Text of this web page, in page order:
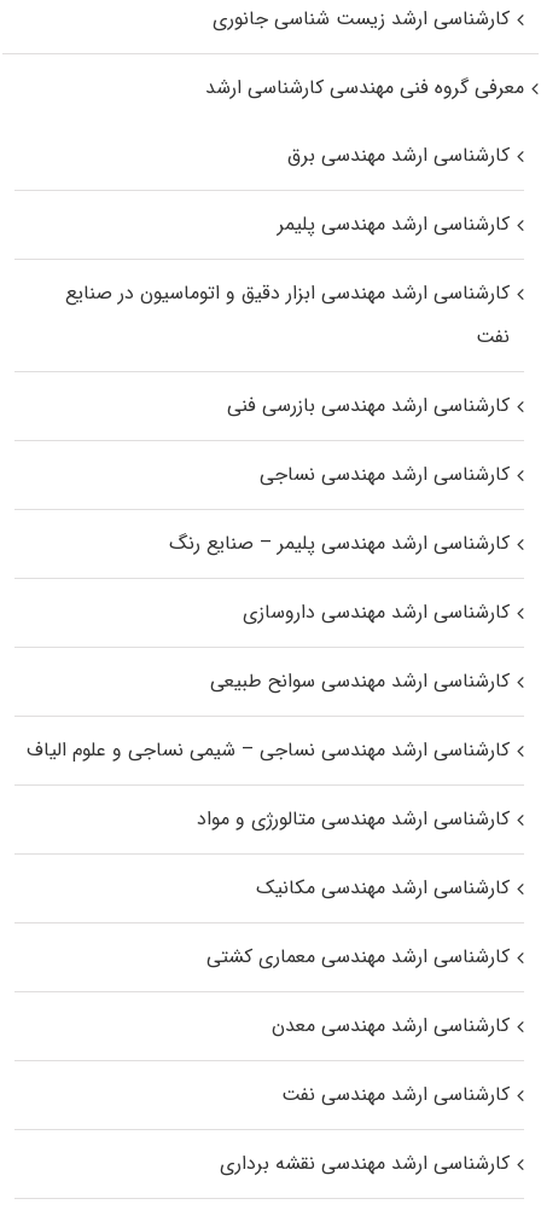
کارشناسی ارشد زیست‌ شناسی جانوری
معرفی گروه فنی مهندسی کارشناسی ارشد
کارشناسی ارشد مهندسی برق
کارشناسی ارشد مهندسی پلیمر
کارشناسی ارشد مهندسی ابزار دقیق و اتوماسیون در صنایع
نفت
کارشناسی ارشد مهندسی بازرسی فنی
کارشناسی ارشد مهندسی نساجی
کارشناسی ارشد مهندسی پلیمر – صنایع رنگ
کارشناسی ارشد مهندسی داروسازی
کارشناسی ارشد مهندسی سوانح طبیعی
کارشناسی ارشد مهندسی نساجی – شیمی نساجی و علوم الیاف
کارشناسی ارشد مهندسی متالورژی و مواد
کارشناسی ارشد مهندسی مکانیک
کارشناسی ارشد مهندسی معماری کشتی
کارشناسی ارشد مهندسی معدن
کارشناسی ارشد مهندسی نفت
کارشناسی ارشد مهندسی نقشه برداری